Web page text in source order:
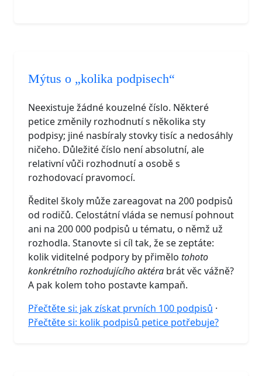
Mýtus o „kolika podpisech“
Neexistuje žádné kouzelné číslo. Některé
petice změnily rozhodnutí s několika sty
podpisy; jiné nasbíraly stovky tisíc a nedosáhly
ničeho. Důležité číslo není absolutní, ale
relativní vůči rozhodnutí a osobě s
rozhodovací pravomocí.
Ředitel školy může zareagovat na 200 podpisů
od rodičů. Celostátní vláda se nemusí pohnout
ani na 200 000 podpisů u tématu, o němž už
rozhodla. Stanovte si cíl tak, že se zeptáte:
kolik viditelné podpory by přimělo tohoto
konkrétního rozhodujícího aktéra brát věc vážně?
A pak kolem toho postavte kampaň.
Přečtěte si: jak získat prvních 100 podpisů ·
Přečtěte si: kolik podpisů petice potřebuje?